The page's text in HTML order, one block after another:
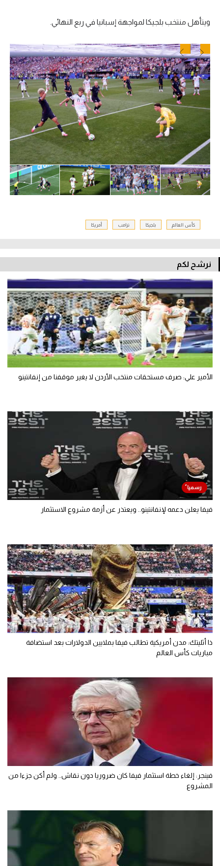
ويتأهل منتخب بلجيكا لمواجهة إسبانيا في ربع النهائي.
كأس العالم بلجيكا ترامب أمريكا
نرشح لكم
الأمير علي: صرف مستحقات منتخب الأردن لا يغير موقفنا من إنفانتينو
فيفا يعلن دعمه لإنفانتينو.. ويعتذر عن أزمة مشروع الاستثمار
ذا أثليتك: مدن أمريكية تطالب فيفا بملايين الدولارات بعد استضافة
مباريات كأس العالم
فينجر: إلغاء خطة استثمار فيفا كان ضروريا دون نقاش.. ولم أكن جزءا من
المشروع